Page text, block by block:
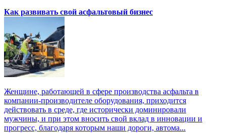
Как развивать свой асфальтовый бизнес
Женщине, работающей в сфере производства асфальта в
компании-производителе оборудования, приходится
действовать в среде, где исторически доминировали
мужчины, и при этом вносить свой вклад в инновации и
прогресс, благодаря которым наши дороги, автома...